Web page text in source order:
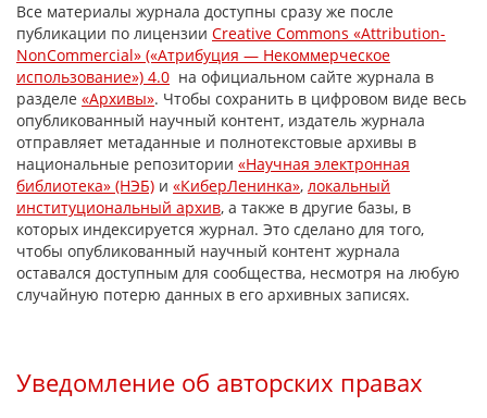
Все материалы журнала доступны сразу же после
публикации по лицензии Creative Commons «Attribution-
NonCommercial» («Атрибуция — Некоммерческое
использование») 4.0 на официальном сайте журнала в
разделе «Архивы». Чтобы сохранить в цифровом виде весь
опубликованный научный контент, издатель журнала
отправляет метаданные и полнотекстовые архивы в
национальные репозитории «Научная электронная
библиотека» (НЭБ) и «КиберЛенинка», локальный
институциональный архив, a также в другие базы, в
которых индексируется журнал. Это сделано для того,
чтобы опубликованный научный контент журнала
оставался доступным для сообщества, несмотря на любую
случайную потерю данных в его архивных записях.
Уведомление об авторских правах